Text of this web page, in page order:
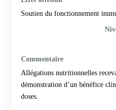
Soutien du fonctionnement
Allégations nutritionnelles
démonstration d’un bénéfice
doses.